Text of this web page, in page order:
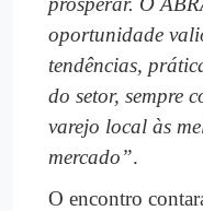
oportunidade
tendências,
do setor, sempre
varejo local às
mercado”.
O encontro